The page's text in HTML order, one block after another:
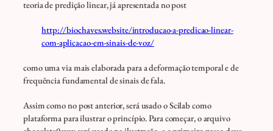
teoria de predição linear, já apresentada no post
http://biochaves.website/introducao-a-predicao-linear-
com-aplicacao-em-sinais-de-voz/
como uma via mais elaborada para a deformação temporal e de
frequência fundamental de sinais de fala.
Assim como no post anterior, será usado o Scilab como
plataforma para ilustrar o princípio. Para começar, o arquivo